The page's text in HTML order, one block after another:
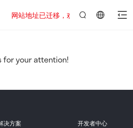
网站地址已迁移，欢迎访问新址：
for your attention!
决方案 开发者中心